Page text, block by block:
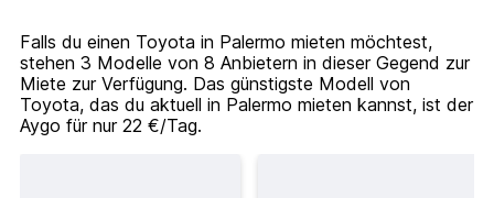
Falls du einen Toyota in Palermo mieten möchtest,
stehen 3 Modelle von 8 Anbietern in dieser Gegend zur
Miete zur Verfügung. Das günstigste Modell von
Toyota, das du aktuell in Palermo mieten kannst, ist der
Aygo für nur 22 €/Tag.